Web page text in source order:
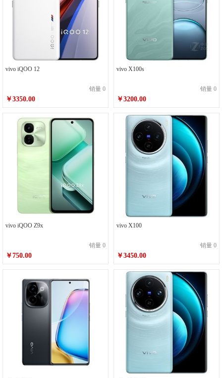
vivo iQOO 12
销量 0
￥3350.00
vivo X100s
销量 0
￥3200.00
vivo iQOO Z9x
销量 0
￥750.00
vivo X100
销量 0
￥3450.00